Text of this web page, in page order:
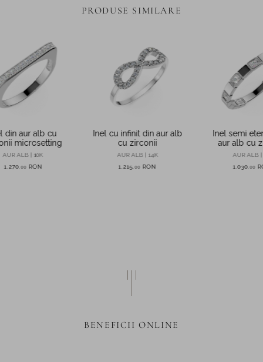
PRODUSE SIMILARE
din aur alb cu
microsetting
AUR ALB | 10K
1.270 00 RON
Inel cu infinit din aur alb
cu zirconii
AUR ALB | 14K
1.215 ,00 RON
Inel semi
aur alb cu
AUR ALB |
1.030 00
BENEFICII ONLINE